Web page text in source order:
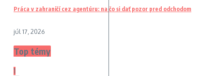
Práca v zahraničí cez agentúru: na čo si dať pozor pred odchodom
júl 17, 2026
Top témy
1